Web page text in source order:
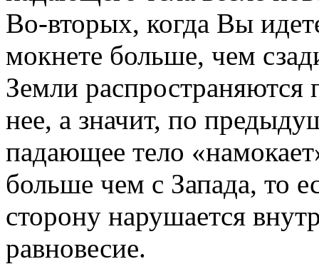
Во-вторых, когда Вы
мокнете больше, чем
Земли
нее, а значит, по
падающее тело
больше чем с Запада, то
сторону нарушается
равновесие.